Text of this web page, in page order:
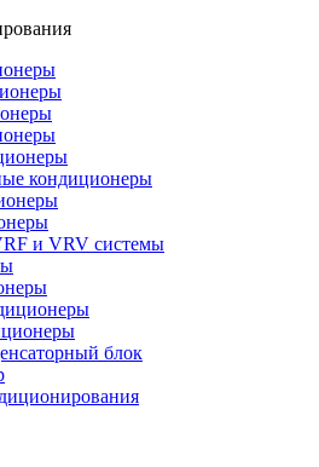
кондиционеры
и VRV системы
блок